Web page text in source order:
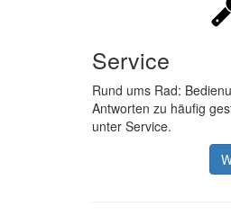
Service
Rund ums Rad:
Antworten zu häufig
unter Service.